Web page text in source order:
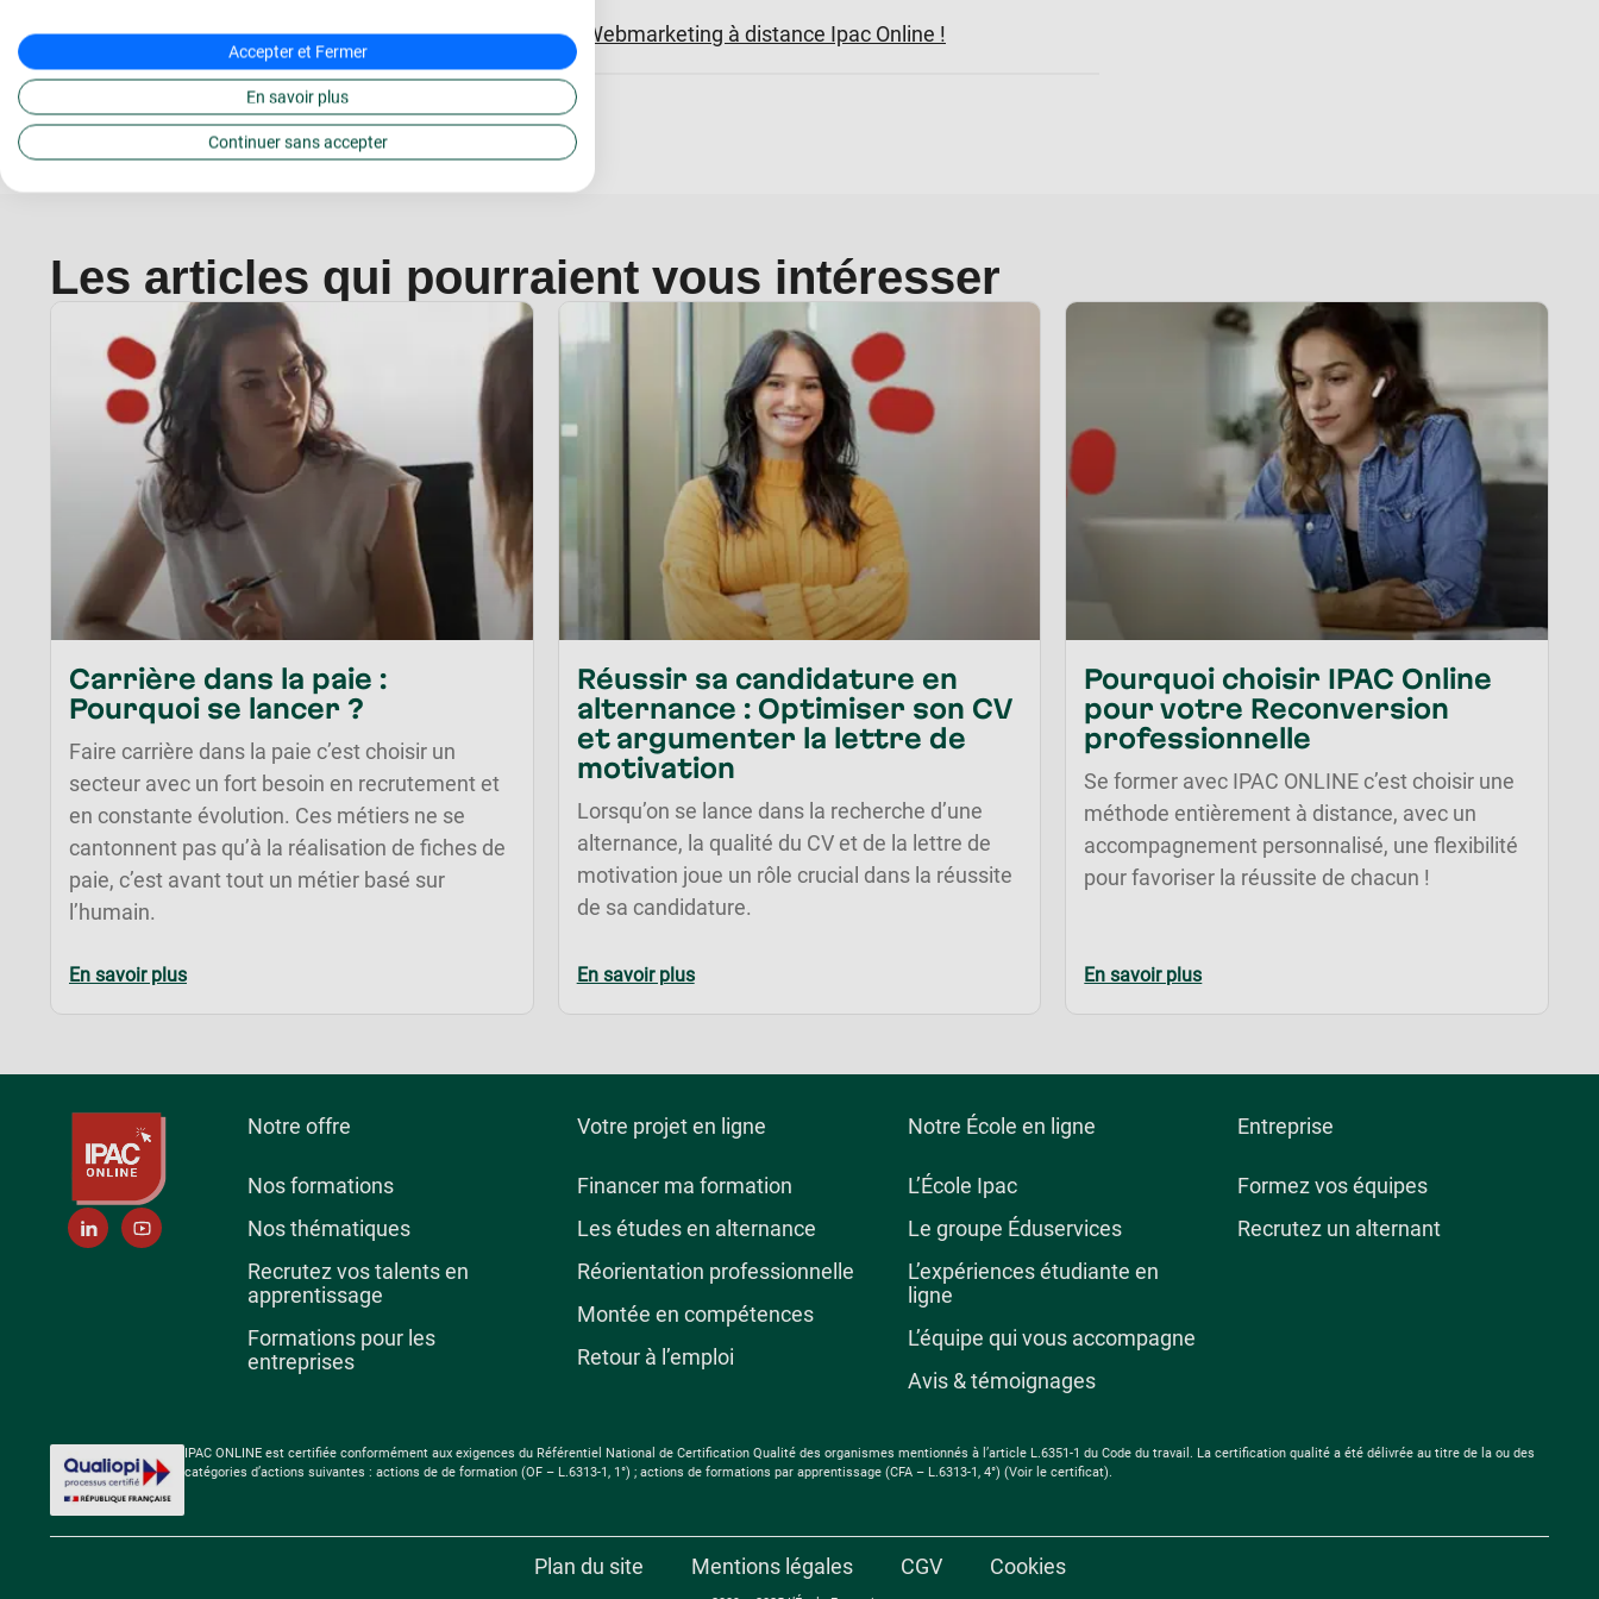
Découvrez le programme du Bachelor Communication & Webmarketing à distance Ipac Online !
Les articles qui pourraient vous intéresser
Carrière dans la paie :
Pourquoi se lancer ?
Faire carrière dans la paie c’est choisir un
secteur avec un fort besoin en recrutement et
en constante évolution. Ces métiers ne se
cantonnent pas qu’à la réalisation de fiches de
paie, c’est avant tout un métier basé sur
l’humain.
En savoir plus
Réussir sa candidature en
alternance : Optimiser son CV
et argumenter la lettre de
motivation
Lorsqu’on se lance dans la recherche d’une
alternance, la qualité du CV et de la lettre de
motivation joue un rôle crucial dans la réussite
de sa candidature.
En savoir plus
Pourquoi choisir IPAC Online
pour votre Reconversion
professionnelle
Se former avec IPAC ONLINE c’est choisir une
méthode entièrement à distance, avec un
accompagnement personnalisé, une flexibilité
pour favoriser la réussite de chacun !
En savoir plus
Notre offre
Nos formations
Nos thématiques
Recrutez vos talents en
apprentissage
Formations pour les
entreprises
Votre projet en ligne
Financer ma formation
Les études en alternance
Réorientation professionnelle
Montée en compétences
Retour à l’emploi
Notre École en ligne
L’École Ipac
Le groupe Éduservices
L’expériences étudiante en
ligne
L’équipe qui vous accompagne
Avis & témoignages
Entreprise
Formez vos équipes
Recrutez un alternant
IPAC ONLINE est certifiée conformément aux exigences du Référentiel National de Certification Qualité des organismes mentionnés à l’article L.6351-1 du Code du travail. La certification qualité a été délivrée au titre de la ou des
catégories d’actions suivantes : actions de de formation (OF – L.6313-1, 1°) ; actions de formations par apprentissage (CFA – L.6313-1, 4°) (Voir le certificat).
Plan du site Mentions légales CGV Cookies
Accepter et Fermer
En savoir plus
Continuer sans accepter